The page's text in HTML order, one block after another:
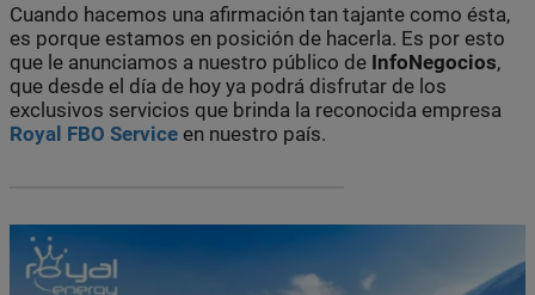
Cuando hacemos una afirmación tan tajante como ésta,
es porque estamos en posición de hacerla. Es por esto
que le anunciamos a nuestro público de InfoNegocios,
que desde el día de hoy ya podrá disfrutar de los
exclusivos servicios que brinda la reconocida empresa
Royal FBO Service en nuestro país.